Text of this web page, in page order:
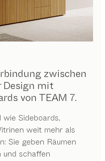
zwischen
Design mit
von TEAM 7.
Sideboards,
weit mehr als
Sie geben Räumen
und schaffen